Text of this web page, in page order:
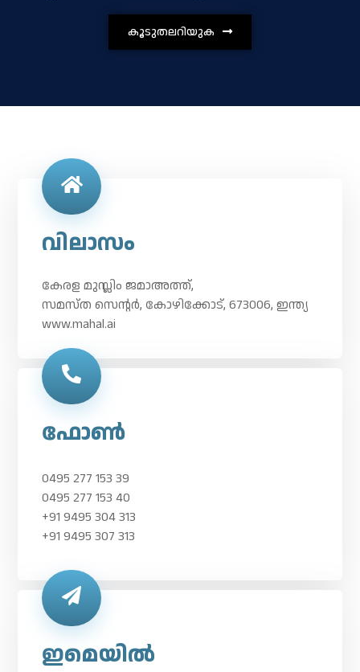
കൂടുതലറിയുക
വിലാസം
കേരള മുസ്ലിം ജമാഅത്ത്,
സമസ്ത സെന്റർ, കോഴിക്കോട്, 673006, ഇന്ത്യ
www.mahal.ai
ഫോൺ
0495 277 153 39
0495 277 153 40
+91 9495 304 313
+91 9495 307 313
ഇമെയിൽ